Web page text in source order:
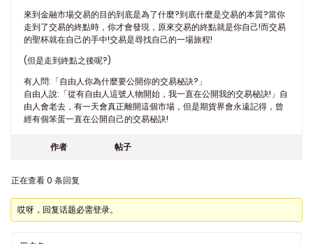
來到金融市場交易的目的到底是為了什麼?到底什麼是交易的本質?當你
走到了交易的終點時，你才會發現，原來交易的終點就是你自己!而交易
的聖杯就在自己的手中!交易是尋找自己的一場旅程!
(但是走到終點之後呢?)
有人問:「自由人你為什麼要公開你的交易秘訣?」
自由人說:「從有自由人這號人物開始，我一直在公開我的交易秘訣!」自
由人會老去，有一天會真正離開這個市場，但是期貨界會永遠記得，曾
經有個笨蛋一直在公開自己的交易秘訣!​​​​
作者 帖子
正在查看 0 条回复
哎呀，回复话题必需登录。